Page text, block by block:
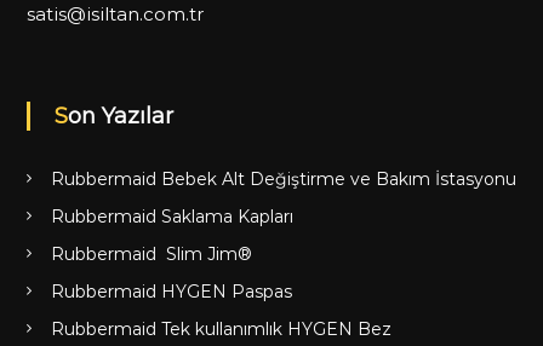
satis@isiltan.com.tr
Son Yazılar
Rubbermaid Bebek Alt Değiştirme ve Bakım İstasyonu
Rubbermaid Saklama Kapları
Rubbermaid Slim Jim®
Rubbermaid HYGEN Paspas
Rubbermaid Tek kullanımlık HYGEN Bez